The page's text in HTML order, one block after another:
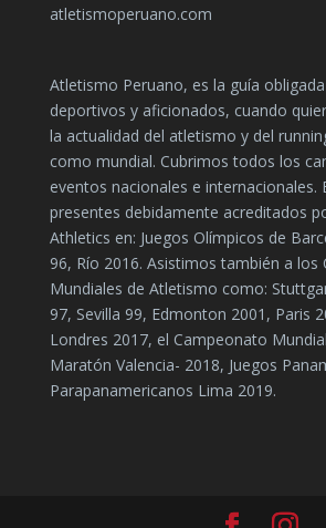
atletismoperuano.com
Atletismo Peruano, es la guía
deportivos y aficionados, cuando
la actualidad del atletismo y del
como mundial. Cubrimos todos los
eventos nacionales e internacionales.
presentes debidamente acreditados
Athletics en: Juegos Olímpicos de
96, Río 2016. Asistimos también a los
Mundiales de Atletismo como:
97, Sevilla 99, Edmonton 2001, Paris
Londres 2017, el Campeonato
Maratón Valencia- 2018, Juegos
Parapanamericanos Lima 2019.